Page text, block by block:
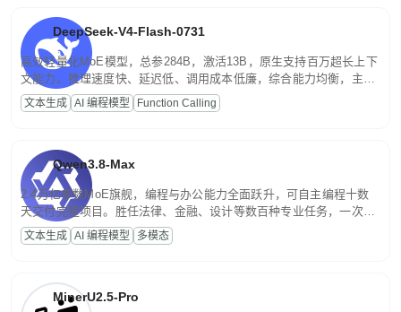
DeepSeek-V4-Flash-0731
高效轻量化MoE模型，总参284B，激活13B，原生支持百万超长上下
文能力。推理速度快、延迟低、调用成本低廉，综合能力均衡，主打
高并发、轻量化任务，适合日常对话、内容创作、基础 RAG、批量
文案处理等普惠刚需场景。
文本生成 AI 编程模型 Function Calling
Qwen3.8-Max
2.4万亿参数MoE旗舰，编程与办公能力全面跃升，可自主编程十数
天交付完整项目。胜任法律、金融、设计等数百种专业任务，一次对
话端到端交付生产级成果。原生视觉理解贯穿规划、执行与验证全流
程，支持超长文档与长视频的深度语义解析。长程任务中自主规划与
文本生成 AI 编程模型 多模态
MinerU2.5-Pro